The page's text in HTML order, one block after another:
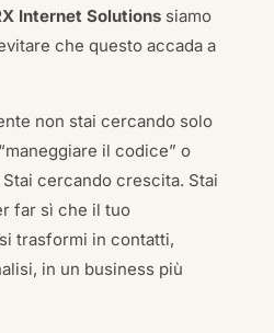
Internet Solutionssiamo
che questo accada a
non stai cercando solo
il codice” o
cercando crescita. Stai
far sì che il tuo
trasformi in contatti,
in un business più